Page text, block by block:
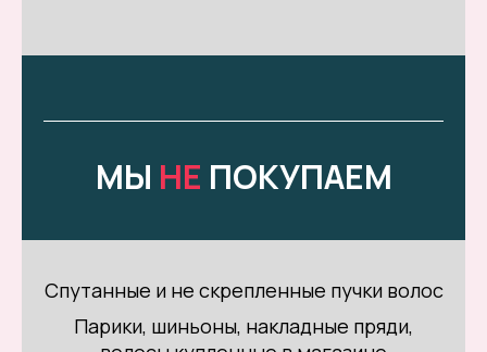
МЫ НЕ ПОКУПАЕМ
Спутанные и не скрепленные пучки волос
Парики, шиньоны, накладные пряди,